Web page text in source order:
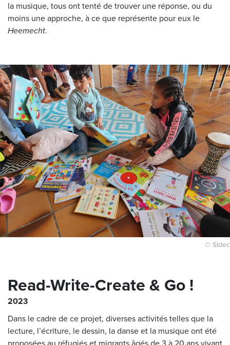
la musique, tous ont tenté de trouver une réponse, ou du
moins une approche, à ce que représente pour eux le
Heemecht.
© Sidec
Read-Write-Create & Go !
2023
Dans le cadre de ce projet, diverses activités telles que la
lecture, l’écriture, le dessin, la danse et la musique ont été